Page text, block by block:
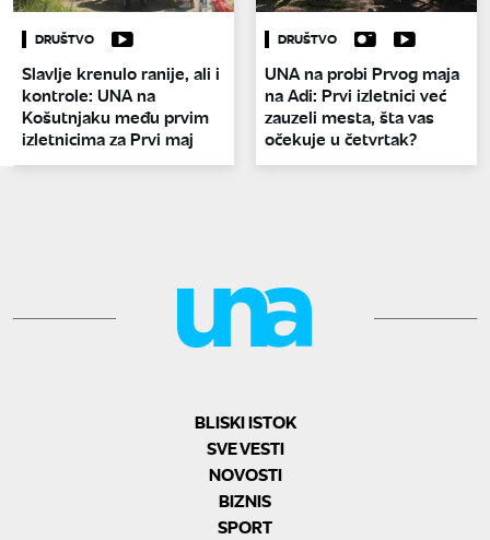
DRUŠTVO
Slavlje krenulo ranije, ali i
kontrole: UNA na
Košutnjaku među prvim
izletnicima za Prvi maj
DRUŠTVO
UNA na probi Prvog maja
na Adi: Prvi izletnici već
zauzeli mesta, šta vas
očekuje u četvrtak?
BLISKI ISTOK
SVE VESTI
NOVOSTI
BIZNIS
SPORT